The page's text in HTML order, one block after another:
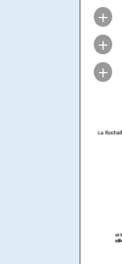
+
+
+